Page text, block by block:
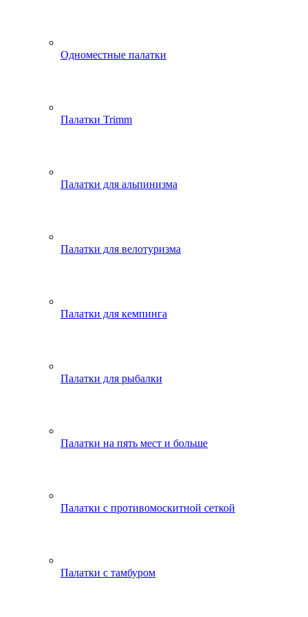
Одноместные палатки
Палатки Trimm
Палатки для альпинизма
Палатки для велотуризма
Палатки для кемпинга
Палатки для рыбалки
Палатки на пять мест и больше
Палатки с противомоскитной сеткой
Палатки с тамбуром